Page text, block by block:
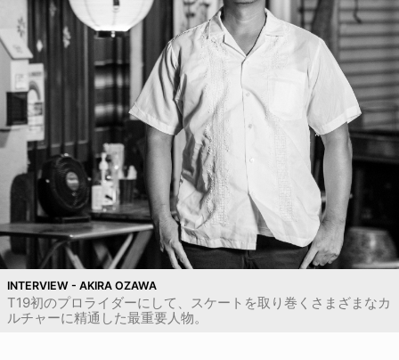
INTERVIEW - AKIRA OZAWA
T19初のプロライダーにして、スケートを取り巻くさまざまなカ
ルチャーに精通した最重要人物。